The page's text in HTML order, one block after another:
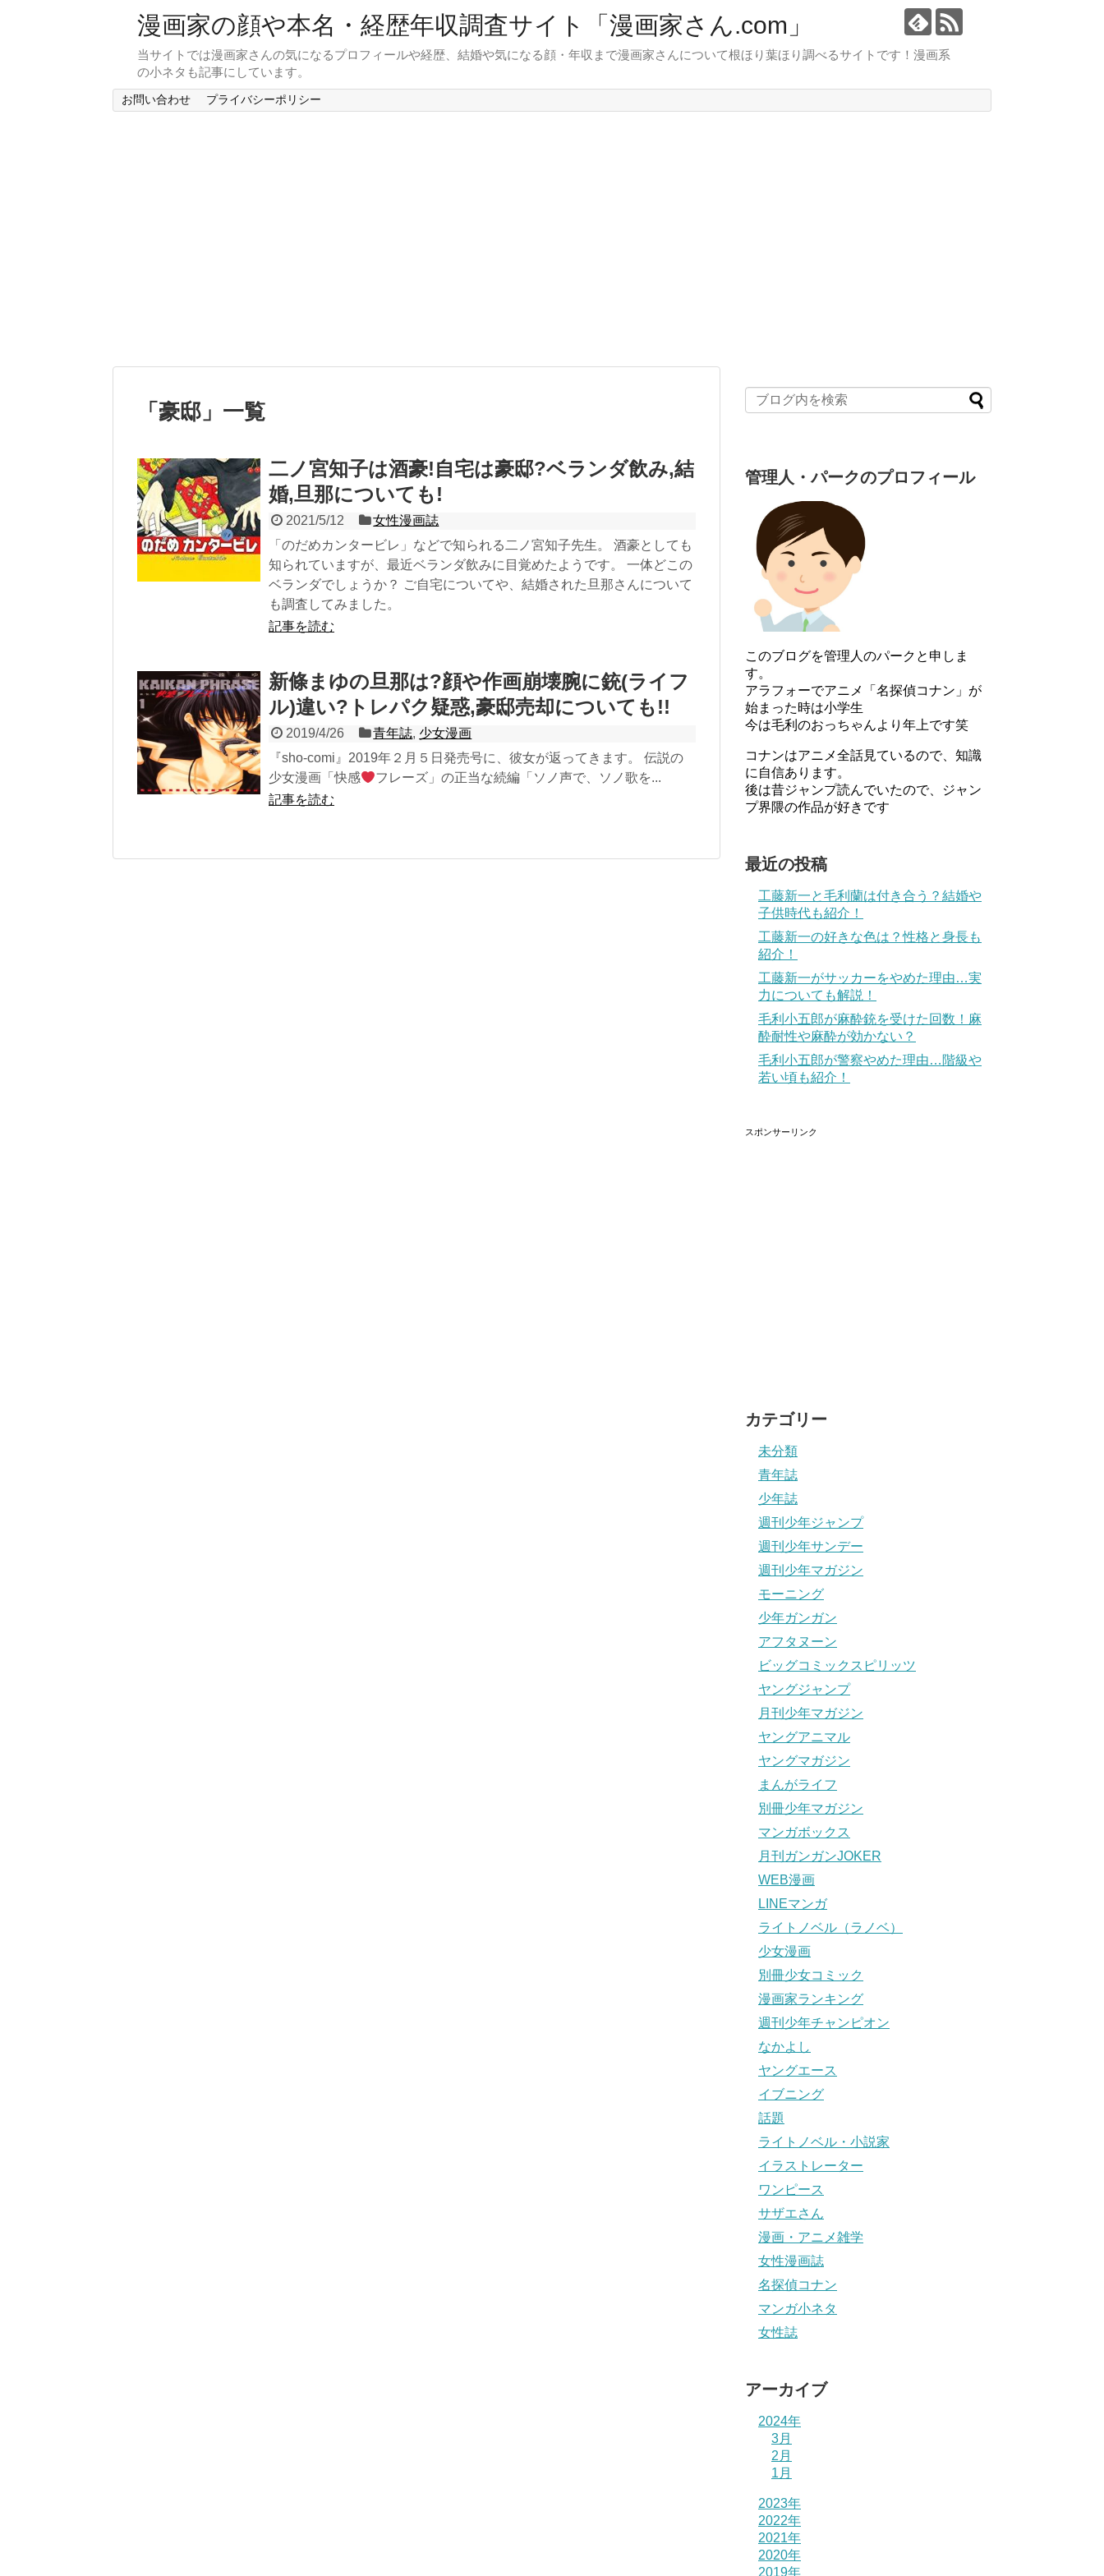
漫画家の顔や本名・経歴年収調査サイト「漫画家さん.com」
当サイトでは漫画家さんの気になるプロフィールや経歴、結婚や気になる顔・年収まで漫画家さんについて根ほり葉ほり調べるサイトです！漫画系
の小ネタも記事にしています。
お問い合わせ プライバシーポリシー
「 豪邸 」 一覧
二ノ宮知子は酒豪!自宅は豪邸?ベランダ飲み,結
婚,旦那についても!
2021/5/12
女性漫画誌
「のだめカンタービレ」などで知られる二ノ宮知子先生。 酒豪としても
知られていますが、最近ベランダ飲みに目覚めたようです。 一体どこの
ベランダでしょうか？ ご自宅についてや、結婚された旦那さんについて
も調査してみました。
記事を読む
新條まゆの旦那は?顔や作画崩壊腕に銃(ライフ
ル)違い?トレパク疑惑,豪邸売却についても!!
2019/4/26 青年誌, 少女漫画
『sho-comi』2019年２月５日発売号に、彼女が返ってきます。 伝説の
少女漫画「快感
フレーズ」の正当な続編「ソノ声で、ソノ歌を...
記事を読む
管理人・パークのプロフィール
このブログを管理人のパークと申しま
す。
アラフォーでアニメ「名探偵コナン」が
始まった時は小学生
今は毛利のおっちゃんより年上です笑
コナンはアニメ全話見ているので、知識
に自信あります。
後は昔ジャンプ読んでいたので、ジャン
プ界隈の作品が好きです
最近の投稿
工藤新一と毛利蘭は付き合う？結婚や
子供時代も紹介！
工藤新一の好きな色は？性格と身長も
紹介！
工藤新一がサッカーをやめた理由…実
力についても解説！
毛利小五郎が麻酔銃を受けた回数！麻
酔耐性や麻酔が効かない？
毛利小五郎が警察やめた理由…階級や
若い頃も紹介！
スポンサーリンク
カテゴリー
未分類
青年誌
少年誌
週刊少年ジャンプ
週刊少年サンデー
週刊少年マガジン
モーニング
少年ガンガン
アフタヌーン
ビッグコミックスピリッツ
ヤングジャンプ
月刊少年マガジン
ヤングアニマル
ヤングマガジン
まんがライフ
別冊少年マガジン
マンガボックス
月刊ガンガンJOKER
WEB漫画
LINEマンガ
ライトノベル（ラノベ）
少女漫画
別冊少女コミック
漫画家ランキング
週刊少年チャンピオン
なかよし
ヤングエース
イブニング
話題
ライトノベル・小説家
イラストレーター
ワンピース
サザエさん
漫画・アニメ雑学
女性漫画誌
名探偵コナン
マンガ小ネタ
女性誌
アーカイブ
2024年
3月
2月
1月
2023年
2022年
2021年
2020年
2019年